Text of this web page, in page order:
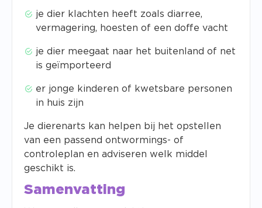
je dier klachten heeft zoals diarree,
vermagering, hoesten of een doffe vacht
je dier meegaat naar het buitenland of net
is geïmporteerd
er jonge kinderen of kwetsbare personen
in huis zijn
Je dierenarts kan helpen bij het opstellen
van een passend ontwormings- of
controleplan en adviseren welk middel
geschikt is.
Samenvatting